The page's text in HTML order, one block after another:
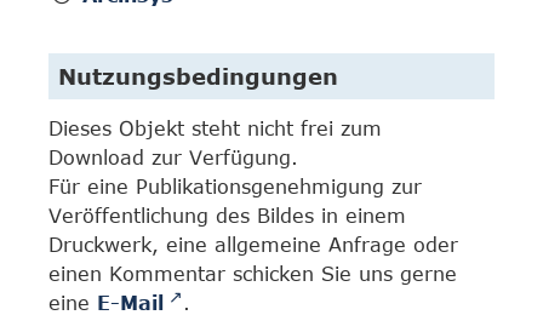
Nutzungsbedingungen
Dieses Objekt steht nicht frei zum
Download zur Verfügung.
Für eine Publikationsgenehmigung zur
Veröffentlichung des Bildes in einem
Druckwerk, eine allgemeine Anfrage oder
einen Kommentar schicken Sie uns gerne
eine E-Mail
.